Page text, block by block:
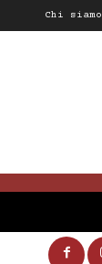
Chi siamo